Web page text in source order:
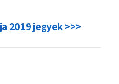
2019 jegyek >>>